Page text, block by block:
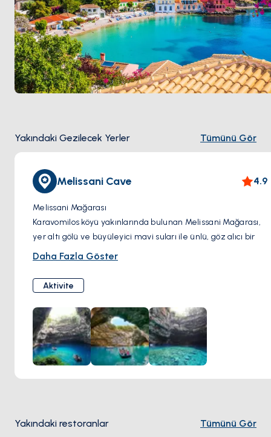
Yakındaki Gezilecek Yerler Tümünü Gör
Melissani Cave 4.9
Melissani Mağarası
Karavomilos köyü yakınlarında bulunan Melissani Mağarası,
yer altı gölü ve büyüleyici mavi suları ile ünlü, göz alıcı bir
doğa harikasıdır. Ziyaretçiler, mağaranın geniş odalarında
turkuaz rengindeki suları aydınlatmasını seyredebilirler.
Mağaranın mitolojiyle de derin bağlantıları vardır ve yerel
efsaneler onu su perisi Melissani ile ilişkilendirir, bu yüzden
mağara ismini buradan almıştır.
Dikkat Edilmesi Gereken Önemli Bir Nokta: Mağarayı ve o
eşsiz mavi ışık oyunlarını tam anlamıyla görmek için ideal
saatler öğlen 12:00 ila 14:00 arasıdır.
Daha Fazla Göster
Aktivite
Yakındaki restoranlar Tümünü Gör